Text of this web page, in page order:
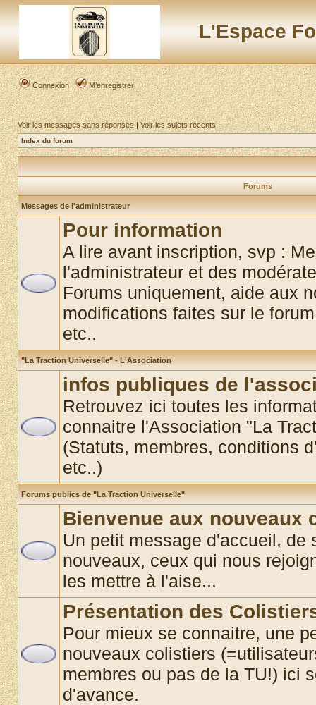
L'Espace
Connexion M’enregistrer
Voir les messages sans réponses|Voir les sujets récents
Index du forum
Forums
Messages de l'administrateur
Pour information
A lire avant inscription, svp :
l'administrateur et des
Forums uniquement, aide aux
modifications faites sur le
etc..
"La Traction Universelle" - L'Association
infos publiques de
Retrouvez ici toutes les
connaitre l'Association "La
(Statuts, membres, conditions
etc..)
Forums publics de "La Traction Universelle"
Bienvenue aux nouveaux
Un petit message d'accueil, de
nouveaux, ceux qui nous
les mettre à l'aise...
Présentation des
Pour mieux se connaitre, une
nouveaux colistiers
membres ou pas de la TU!) ici
d'avance.